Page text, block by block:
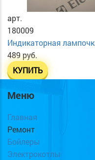
арт.
180009
Индикаторная
489 руб.
КУПИТЬ
Меню
Главная
Ремонт
Бойлеры
Электрокотлы